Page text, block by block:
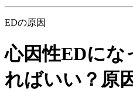
EDの原因
心因性EDにな
ればいい？原